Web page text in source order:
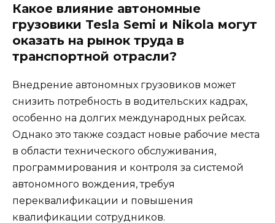
Какое влияние автономные
грузовики Tesla Semi и Nikola могут
оказать на рынок труда в
транспортной отрасли?
Внедрение автономных грузовиков может
снизить потребность в водительских кадрах,
особенно на долгих международных рейсах.
Однако это также создаст новые рабочие места
в области технического обслуживания,
программирования и контроля за системой
автономного вождения, требуя
переквалификации и повышения
квалификации сотрудников.